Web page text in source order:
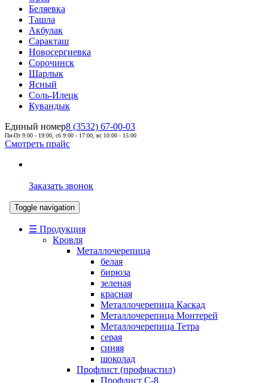
Беляевка
Ташла
Акбулак
Саракташ
Новосергиевка
Сорочинск
Шарлык
Ясный
Соль-Илецк
Кувандык
Единый номер8 (3532) 67-00-03
Пн-Пт 9:00 - 19:00, сб 9:00 - 17:00, вс 10:00 - 15:00
Смотреть прайс
Заказать звонок
Toggle navigation
☰ Продукция
Кровля
Металлочерепица
белая
бирюза
зеленая
красная
Металлочерепица Каскад
Металлочерепица Монтерей
Металлочерепица Тетра
серая
синяя
шоколад
Профлист (профнастил)
Профлист С-8